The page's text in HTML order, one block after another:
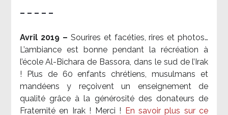
– – – – –
Avril 2019 – Sourires et facéties, rires et photos…
L’ambiance est bonne pendant la récréation à
l’école Al-Bichara de Bassora, dans le sud de l’Irak
! Plus de 60 enfants chrétiens, musulmans et
mandéens y reçoivent un enseignement de
qualité grâce à la générosité des donateurs de
Fraternité en Irak ! Merci !
En savoir plus sur ce